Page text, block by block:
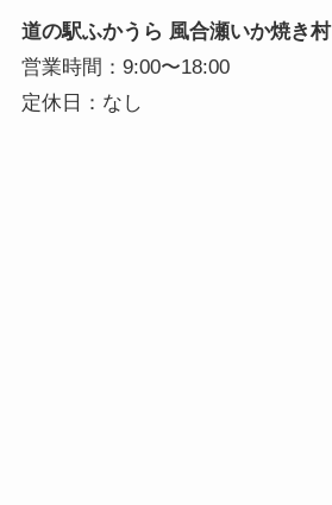
道の駅ふかうら 風合瀬いか焼き村
営業時間：9:00〜18:00
定休日：なし